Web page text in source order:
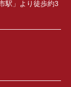
駅」より徒歩約3